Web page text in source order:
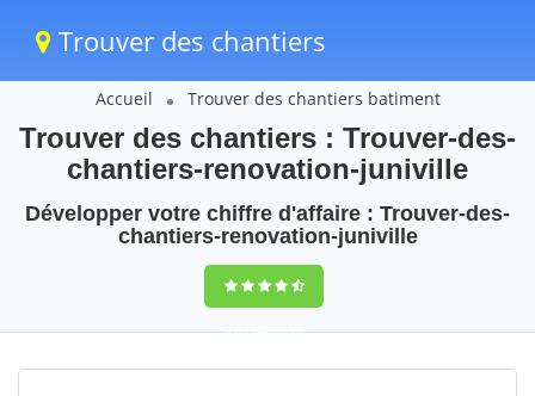
Trouver des chantiers
Accueil Trouver des chantiers batiment
Trouver des chantiers : Trouver-des-
chantiers-renovation-juniville
Développer votre chiffre d'affaire : Trouver-des-
chantiers-renovation-juniville
9,5(100%)75
votes